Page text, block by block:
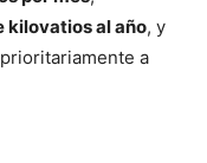
kilovatios al año, y
a